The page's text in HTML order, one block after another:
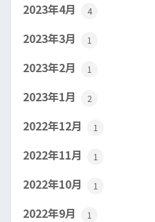
2023年4月 4
2023年3月 1
2023年2月 1
2023年1月 2
2022年12月 1
2022年11月 1
2022年10月 1
2022年9月 1